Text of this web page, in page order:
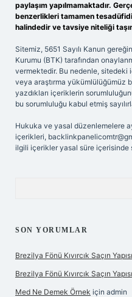
paylaşım yapılmamaktadır.
benzerlikleri tamamen
halindedir ve tavsiye niteliği
Sitemiz, 5651 Sayılı Kanun
Kurumu (BTK) tarafından
vermektedir. Bu nedenle,
veya araştırma yükümlülüğümüz
yazdıkları içeriklerin
bu sorumluluğu kabul etmiş
Hukuka ve yasal düzenlemelere
içerikleri,
ilgili içerikler yasal süre içerisinde
SON YORUMLAR
Brezilya Fönü Kıvırcık Saçın
Brezilya Fönü Kıvırcık Saçın
Med Ne Demek Örnek için admin